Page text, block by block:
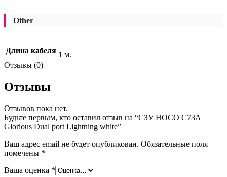
Other
Длина кабеля 1 м.
Отзывы (0)
Отзывы
Отзывов пока нет.
Будьте первым, кто оставил отзыв на “СЗУ HOCO C73A
Glorious Dual port Lightning white”
Ваш адрес email не будет опубликован. Обязательные поля
помечены *
Ваша оценка *